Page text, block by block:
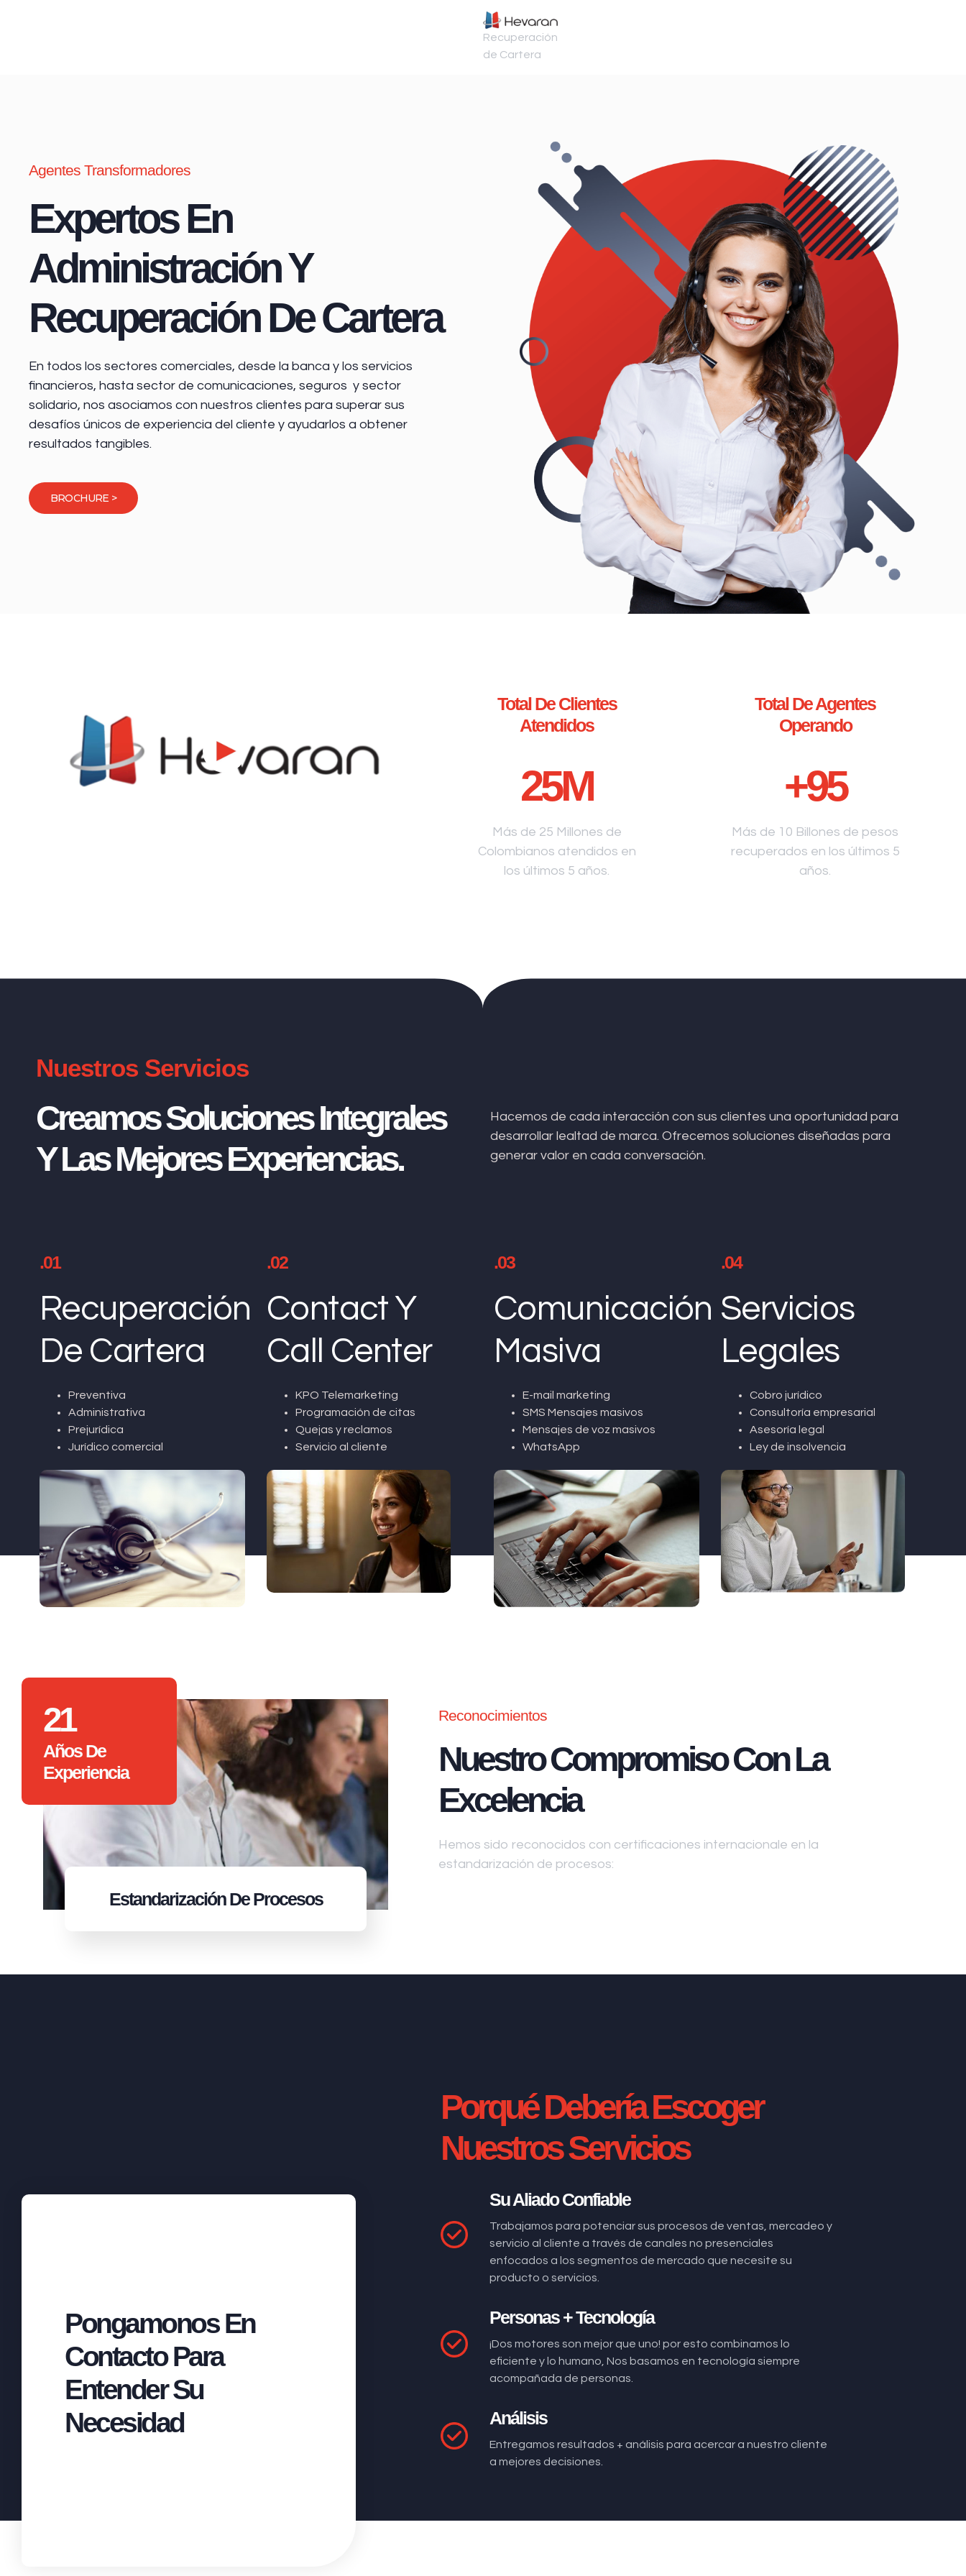
Recuperación
de Cartera
Agentes Transformadores
Expertos En
Administración Y
Recuperación De Cartera
En todos los sectores comerciales, desde la banca y los servicios
financieros, hasta sector de comunicaciones, seguros y sector
solidario, nos asociamos con nuestros clientes para superar sus
desafíos únicos de experiencia del cliente y ayudarlos a obtener
resultados tangibles.
BROCHURE >
Total De Clientes
Atendidos
25M
Más de 25 Millones de
Colombianos atendidos en
los últimos 5 años.
Total De Agentes
Operando
+95
Más de 10 Billones de pesos
recuperados en los últimos 5
años.
Nuestros Servicios
Creamos Soluciones Integrales
Y Las Mejores Experiencias.
Hacemos de cada interacción con sus clientes una oportunidad para
desarrollar lealtad de marca. Ofrecemos soluciones diseñadas para
generar valor en cada conversación.
.01
Recuperación
De Cartera
Preventiva
Administrativa
Prejurídica
Jurídico comercial
.02
Contact Y
Call Center
KPO Telemarketing
Programación de citas
Quejas y reclamos
Servicio al cliente
.03
Comunicación
Masiva
E-mail marketing
SMS Mensajes masivos
Mensajes de voz masivos
WhatsApp
.04
Servicios
Legales
Cobro jurídico
Consultoría empresarial
Asesoría legal
Ley de insolvencia
21
Años De
Experiencia
EstandarizaciónDe Procesos
Reconocimientos
Nuestro Compromiso Con La
Excelencia
Hemos sido reconocidos con certificaciones internacionale en la
estandarización de procesos:
Pongamonos En
Contacto Para
Entender Su
Necesidad
Porqué Debería Escoger
Nuestros Servicios
Su Aliado Confiable
Trabajamos para potenciar sus procesos de ventas, mercadeo y
servicio al cliente a través de canales no presenciales
enfocados a los segmentos de mercado que necesite su
producto o servicios.
Personas + Tecnología
¡Dos motores son mejor que uno! por esto combinamos lo
eficiente y lo humano, Nos basamos en tecnología siempre
acompañada de personas.
Análisis
Entregamos resultados + análisis para acercar a nuestro cliente
a mejores decisiones.